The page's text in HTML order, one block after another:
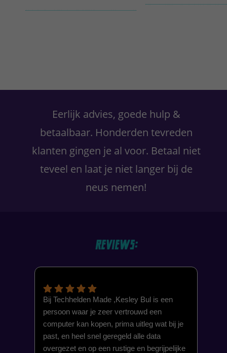
Primaire
Eerlijk advies, goede hulp &
betaalbaar. Honderden tevreden
klanten gingen je al voor. Betaal niet
teveel en laat je niet langer bij de
neus nemen!
Reviews:
Bij Techhelden Made ,Kesley Bul is een
persoon waar je zeer vertrouwd een
computer kan kopen, prima uitleg wat bij je
past, en heel snel geregeld alle data
overgezet en op een rustige en begrijpelijke